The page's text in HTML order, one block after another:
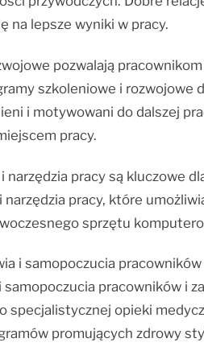
na lepsze wyniki w pracy.
pozwalają
szkoleniowe i rozwojowe
i motywowani do dalszej
pracy.
narzędzia pracy są kluczowe
pracy, które
sprzętu
i samopoczucia
pracowników i
specjalistycznej opieki
promujących zdrowy